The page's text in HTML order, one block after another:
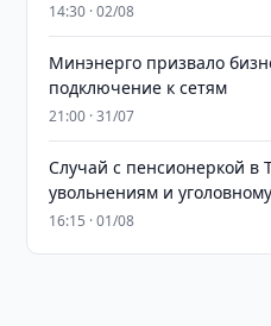
14:30 · 02/08
Минэнерго призвало
подключение к сетям
21:00 · 31/07
Случай с пенсионеркой в
увольнениям и
16:15 · 01/08